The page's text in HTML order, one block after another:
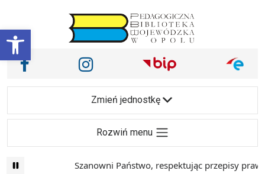
Otwórz pasek narzędzi
Main Navigation
Nasze media społecznościowe i inne
Facebook Instagram
Zmień jednostkę
Rozwiń menu
Szanowni Państwo, respektując przepisy